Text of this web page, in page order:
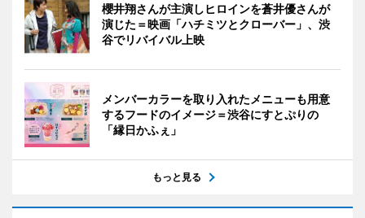
櫻井翔さんが主演しヒロインを蒼井優さんが
演じた＝映画「ハチミツとクローバー」、渋
谷でリバイバル上映
メンバーカラーを取り入れたメニューも用意
するフードのイメージ＝渋谷にすとぷりの
「縁日かふぇ」
もっと見る